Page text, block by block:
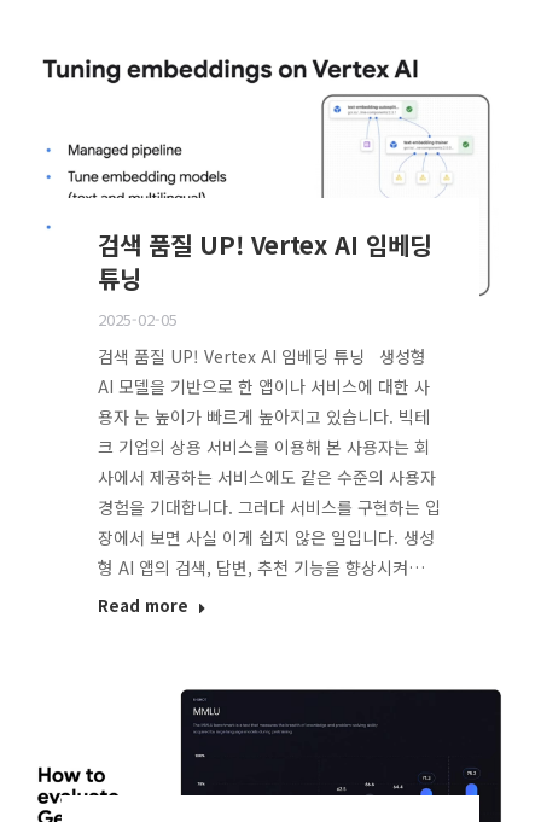
검색 품질 UP! Vertex AI 임베딩
튜닝
2025-02-05
검색 품질 UP! Vertex AI 임베딩 튜닝 생성형
AI 모델을 기반으로 한 앱이나 서비스에 대한 사
용자 눈 높이가 빠르게 높아지고 있습니다. 빅테
크 기업의 상용 서비스를 이용해 본 사용자는 회
사에서 제공하는 서비스에도 같은 수준의 사용자
경험을 기대합니다. 그러다 서비스를 구현하는 입
장에서 보면 사실 이게 쉽지 않은 일입니다. 생성
형 AI 앱의 검색, 답변, 추천 기능을 향상시켜…
Read more